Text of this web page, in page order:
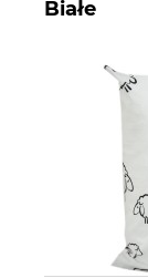
Białe